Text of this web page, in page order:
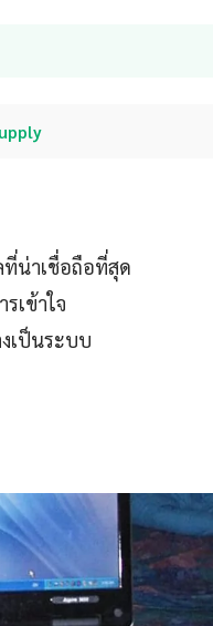
น่าเชื่อถือที่สุด
เข้าใจ
งเป็นระบบ